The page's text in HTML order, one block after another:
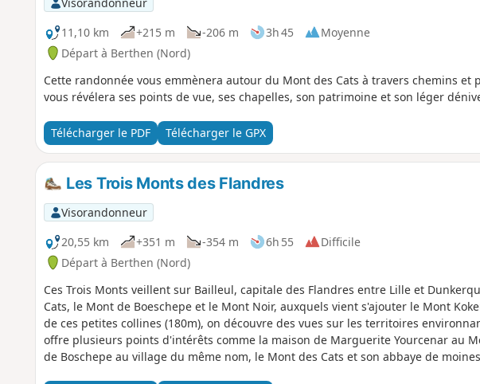
11,10 km
+215 m -206 m 3h 45
Moyenne
Départ à Berthen (Nord)
Cette randonnée vous emmènera autour du Mont des Cats à travers chemins et
vous révélera ses points de vue, ses chapelles, son patrimoine et son léger
Télécharger le PDF Télécharger le GPX
Les Trois Monts des Flandres
Visorandonneur
20,55 km
+351 m -354 m 6h 55
Difficile
Départ à Berthen (Nord)
Ces Trois Monts veillent sur Bailleul, capitale des Flandres entre Lille et
Cats, le Mont de Boeschepe et le Mont Noir, auxquels vient s'ajouter le Mont
de ces petites collines (180m), on découvre des vues sur les territoires
offre plusieurs points d'intérêts comme la maison de Marguerite Yourcenar au
de Boschepe au village du même nom, le Mont des Cats et son abbaye de